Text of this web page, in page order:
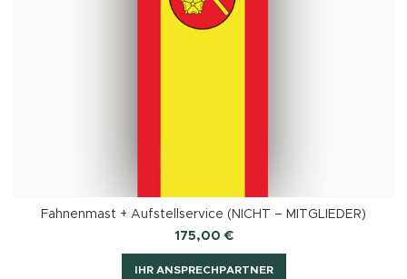
Fahnenmast + Aufstellservice (NICHT – MITGLIEDER)
175,00 €
IHR ANSPRECHPARTNER